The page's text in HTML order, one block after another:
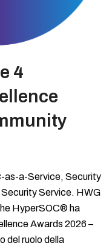
4
as-a-Service, Security
Service. HWG
HyperSOC® ha
Awards 2026 –
del ruolo della